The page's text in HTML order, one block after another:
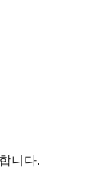
니다.